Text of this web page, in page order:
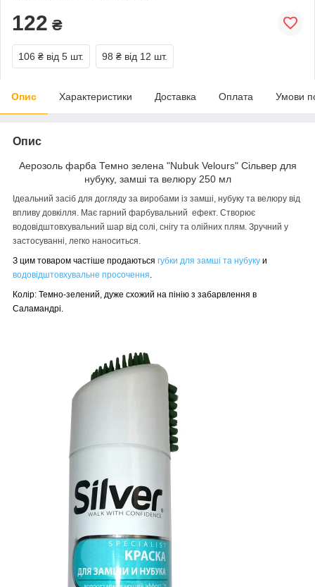
122 ₴
106 ₴ від 5 шт. 98 ₴ від 12 шт.
Опис Характеристики Доставка Оплата Умови
Опис
Аерозоль фарба Темно зелена "Nubuk Velours" Сільвер для
нубуку, замші та велюру 250 мл
Ідеальний засіб для догляду за виробами із замші, нубуку та велюру від
впливу довкілля. Має гарний фарбувальний ефект. Створює
водовідштовхувальний шар від солі, снігу та олійних плям. Зручний у
застосуванні, легко наноситься.
З цим товаром частіше продаються губки для замші та нубуку и
водовідштовхувальне просочення
Колір: Темно-зелений, дуже схожий на пінію з забарвлення в
Саламандрі.